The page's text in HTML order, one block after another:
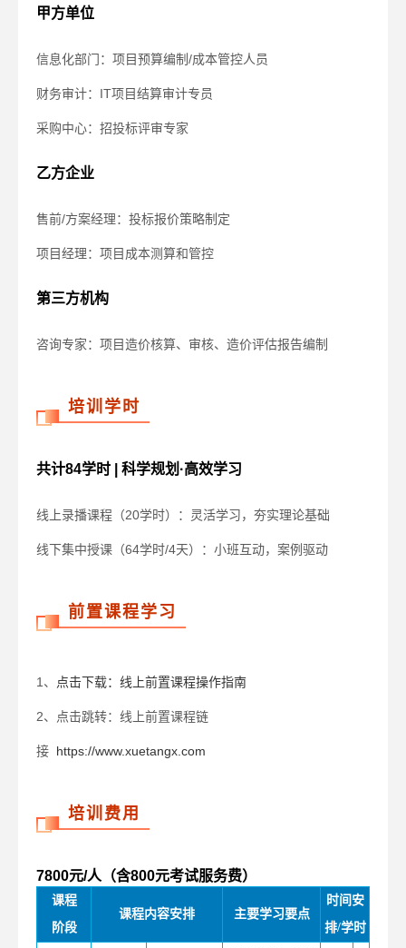
甲方单位
信息化部门：项目预算编制/成本管控人员
财务审计：IT项目结算审计专员
采购中心：招投标评审专家
乙方企业
售前/方案经理：投标报价策略制定
项目经理：项目成本测算和管控
第三方机构
咨询专家：项目造价核算、审核、造价评估报告编制
培训学时
共计84学时 | 科学规划·高效学习
线上录播课程（20学时）：灵活学习，夯实理论基础
线下集中授课（64学时/4天）：小班互动，案例驱动
前置课程学习
1、 点击下载：线上前置课程操作指南
2、点击跳转：线上前置课程链
接 https://www.xuetangx.com
培训费用
7800元/人（含800元考试服务费）
课程
阶段
课程内容安排 主要学习要点
时间安
排/学时